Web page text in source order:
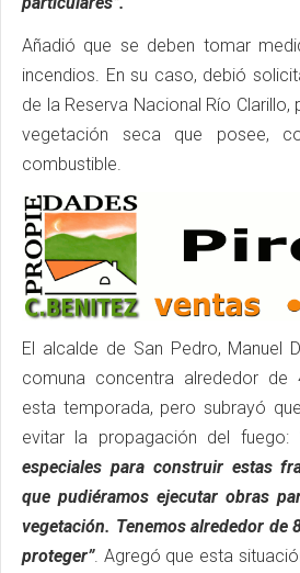
Añadió que se deben tomar
incendios. En su caso, debió
de la Reserva Nacional Río
vegetación seca que posee,
combustible.
El alcalde de San Pedro, Manuel
comuna concentra alrededor de
esta temporada, pero subrayó
evitar la propagación del fuego:
especiales para construir estas
que pudiéramos ejecutar obras
vegetación. Tenemos alrededor de
proteger”. Agregó que esta